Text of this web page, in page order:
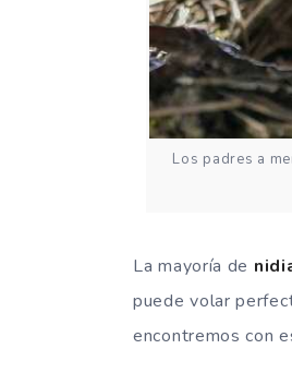
Los padres a
La mayoría de
puede volar
encontremos con